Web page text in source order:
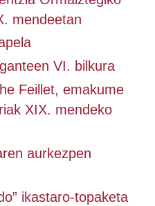
mendeetan
VI. bilkura
Feillet, emakume
XIX. mendeko
aurkezpen
ikastaro-topaketa